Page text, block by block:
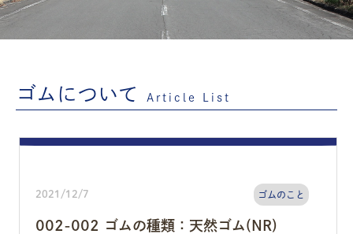
ゴムについて Article List
2021/12/7 ゴムのこと
002-002 ゴムの種類：天然ゴム(NR)